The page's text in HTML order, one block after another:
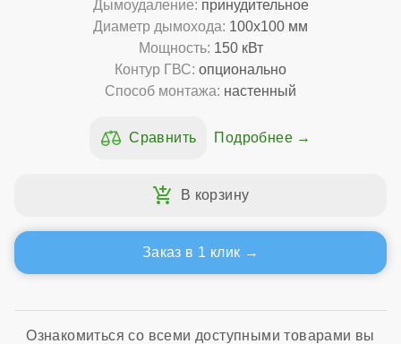
Дымоудаление: принудительное
Диаметр дымохода: 100x100 мм
Мощность: 150 кВт
Контур ГВС: опционально
Способ монтажа: настенный
Подробнее
Заказ в 1 клик
Ознакомиться со всеми доступными товарами вы